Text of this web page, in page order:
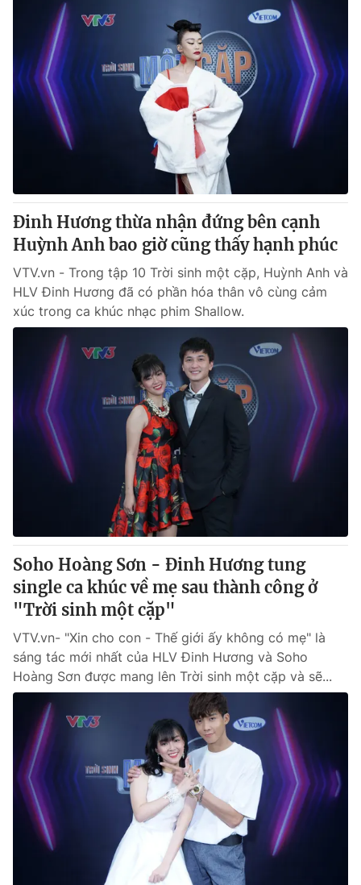
Đinh Hương thừa nhận đứng bên cạnh
Huỳnh Anh bao giờ cũng thấy hạnh phúc
VTV.vn - Trong tập 10 Trời sinh một cặp, Huỳnh Anh và
HLV Đinh Hương đã có phần hóa thân vô cùng cảm
xúc trong ca khúc nhạc phim Shallow.
Soho Hoàng Sơn - Đinh Hương tung
single ca khúc về mẹ sau thành công ở
"Trời sinh một cặp"
VTV.vn- "Xin cho con - Thế giới ấy không có mẹ" là
sáng tác mới nhất của HLV Đinh Hương và Soho
Hoàng Sơn được mang lên Trời sinh một cặp và sẽ...